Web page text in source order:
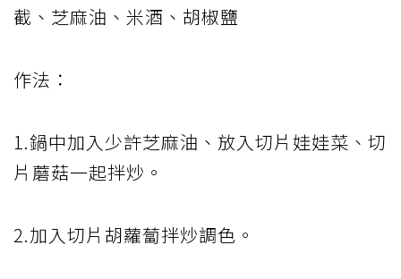
截、芝麻油、米酒、胡椒鹽
作法：
1.鍋中加入少許芝麻油、放入切片娃娃菜、切
片蘑菇一起拌炒。
2.加入切片胡蘿蔔拌炒調色。